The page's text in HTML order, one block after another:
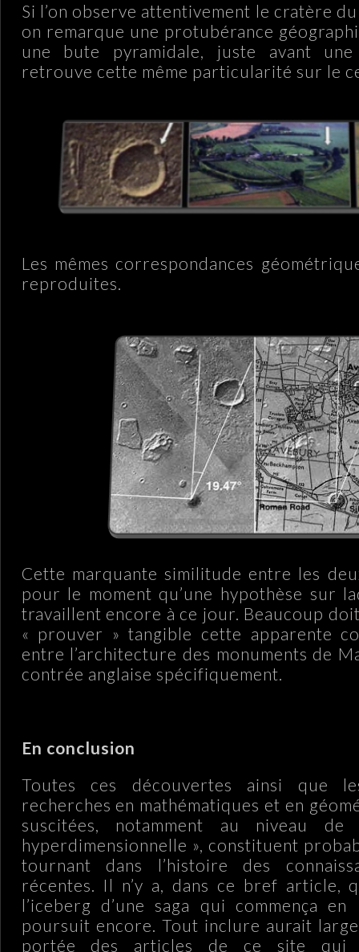
Si l’on observe attentivement le cratère
on remarque une protubérance
une bute pyramidale, juste avant
retrouve cette même particularité sur le
Les mêmes correspondances
reproduites.
Cette marquante similitude entre les
pour le moment qu’une hypothèse sur
travaillent encore à ce jour. Beaucoup
« prouver » tangible cette apparente
entre l’architecture des monuments de
contrée anglaise spécifiquement.
En conclusion
Toutes ces découvertes ainsi que
recherches en mathématiques et en
suscitées, notamment au niveau
hyperdimensionnelle », constituent
tournant dans l’histoire des
récentes. Il n’y a, dans ce bref article,
l’iceberg d’une saga qui commença
poursuit encore. Tout inclure aurait
portée des articles de ce site qui